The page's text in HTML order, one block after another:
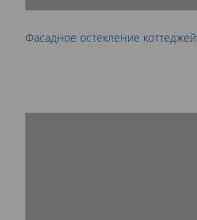
Фасадное остекление коттеджей